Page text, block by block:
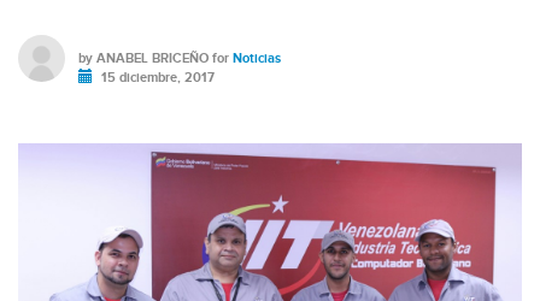
by ANABEL BRICEÑO for Noticias
15 diciembre, 2017